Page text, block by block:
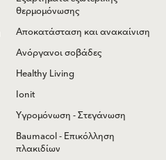
θερμομόνωσης
Αποκατάσταση και ανακαίνιση
Ανόργανοι σοβάδες
Healthy Living
Ionit
Υγρομόνωση - Στεγάνωση
Baumacol - Επικόλληση
πλακιδίων